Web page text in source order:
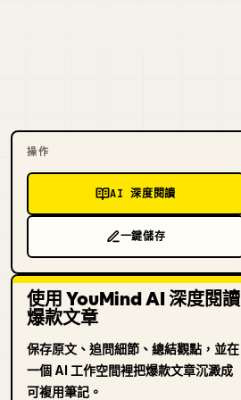
操作
AI 深度閱讀
一鍵儲存
使用 YouMind AI 深度閱讀
爆款文章
保存原文、追問細節、總結觀點，並在
一個 AI 工作空間裡把爆款文章沉澱成
可複用筆記。